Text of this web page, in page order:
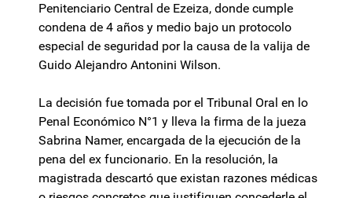
Penitenciario Central de Ezeiza, donde cumple
condena de 4 años y medio bajo un protocolo
especial de seguridad por la causa de la valija de
Guido Alejandro Antonini Wilson.
La decisión fue tomada por el Tribunal Oral en lo
Penal Económico N°1 y lleva la firma de la jueza
Sabrina Namer, encargada de la ejecución de la
pena del ex funcionario. En la resolución, la
magistrada descartó que existan razones médicas